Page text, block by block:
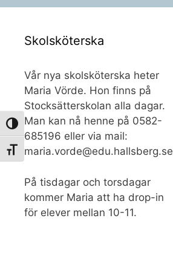
Slå på/av hög kontrast
Slå på/av textstorlek
Skolsköterska
Vår nya skolsköterska heter
Maria Vörde. Hon finns på
Stocksätterskolan alla dagar.
Man kan nå henne på 0582-
685196 eller via mail:
maria.vorde@edu.hallsberg.se
På tisdagar och torsdagar
kommer Maria att ha drop-in
för elever mellan 10-11.